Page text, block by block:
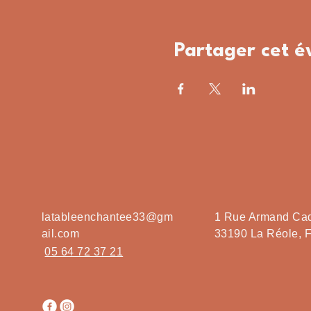
Partager cet
latableenchantee33@gm
ail.com
1 Rue Armand
33190 La Réole,
05 64 72 37 21